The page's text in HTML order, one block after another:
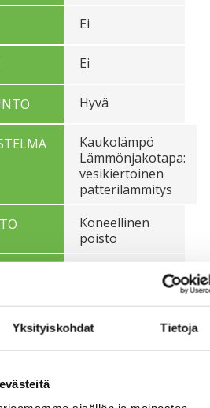
Yksityiskohdat Tietoja
Ei
Ei
Hyvä
Kaukolämpö
Lämmönjakotapa:
vesikiertoinen
patterilämmitys
Koneellinen
poisto
Laajakaistayhteys
50 M/50M
ja materiaalit